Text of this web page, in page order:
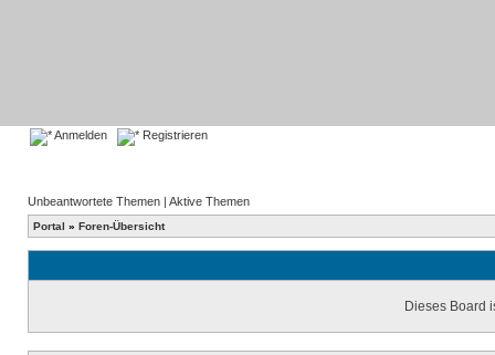
Anmelden Registrieren
Unbeantwortete Themen | Aktive Themen
Portal » Foren-Übersicht
Dieses Board